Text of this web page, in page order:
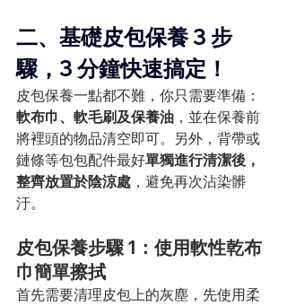
二、基礎皮包保養 3 步
驟，3 分鐘快速搞定！
皮包保養一點都不難，你只需要準備：
軟布巾、軟毛刷及保養油 ，並在保養前
將裡頭的物品清空即可。另外，背帶或
鏈條等包包配件最好單獨進行清潔後，
整齊放置於陰涼處 ，避免再次沾染髒
汙。
皮包保養步驟 1：使用軟性乾布
巾簡單擦拭
首先需要清理皮包上的灰塵，先使用柔